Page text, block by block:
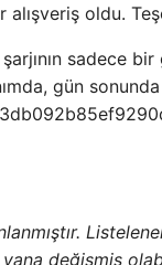
alışveriş oldu.
sadece
gün sonunda
yana değişmiş